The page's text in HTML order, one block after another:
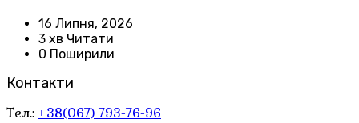
16 Липня, 2026
3 хв Читати
0 Поширили
Контакти
Тел.: +38(067) 793-76-96